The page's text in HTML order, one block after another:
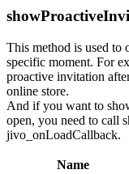
This method is used to
specific moment. For
proactive invitation
online store.
And if you want to
open, you need to call
jivo_onLoadCallback.
Name